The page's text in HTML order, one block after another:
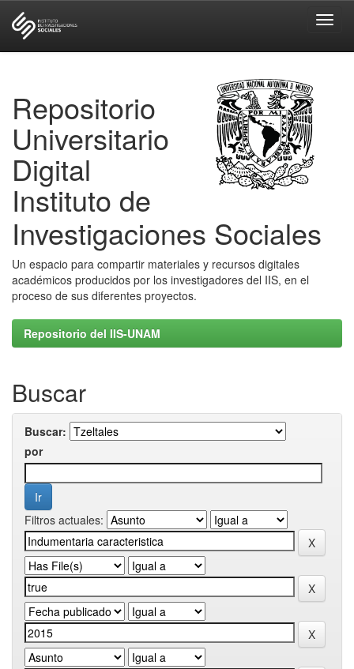
Repositorio
Universitario
Digital
Instituto de
Investigaciones Sociales
Un espacio para compartir materiales y recursos digitales
académicos producidos por los investigadores del IIS, en el
proceso de sus diferentes proyectos.
Repositorio del IIS-UNAM
Buscar
Buscar:
por
Filtros actuales: